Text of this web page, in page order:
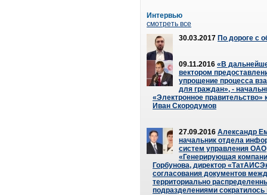
Интервью
смотреть все
30.03.2017 По дороге с
09.11.2016 «В
вектором
упрощение процесса
для граждан», -
«Электронное
Иван Скородумов
27.09.2016 Александр
начальник отдела
систем управления ОАО
«Генерирующая
Горбунова, директор
согласования документов
территориально
подразделениями сократилось